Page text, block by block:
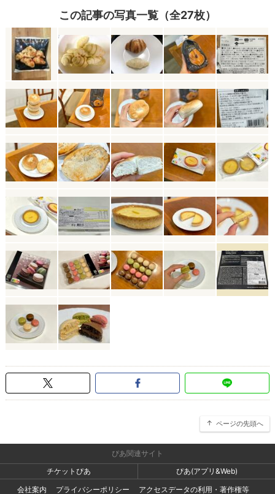
この記事の写真一覧（全27枚）
ページの先頭へ
ぴあ関連サイト
チケットぴあ
ぴあ(アプリ&Web)
会社案内
プライバシーポリシー アクセスデータの利用・著作権等